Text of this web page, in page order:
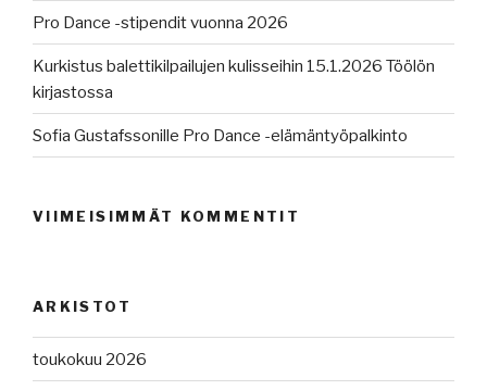
Pro Dance -stipendit vuonna 2026
Kurkistus balettikilpailujen kulisseihin 15.1.2026 Töölön
kirjastossa
Sofia Gustafssonille Pro Dance -elämäntyöpalkinto
VIIMEISIMMÄT KOMMENTIT
ARKISTOT
toukokuu 2026